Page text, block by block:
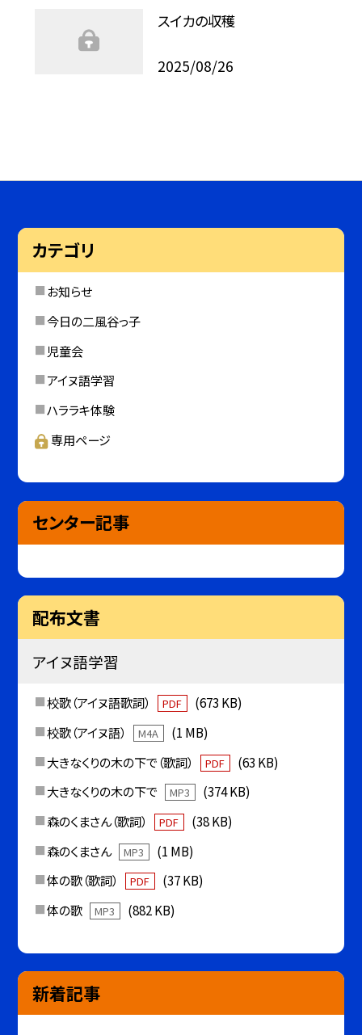
スイカの収穫
2025/08/26
カテゴリ
お知らせ
今日の二風谷っ子
児童会
アイヌ語学習
ハララキ体験
専用ページ
センター記事
配布文書
アイヌ語学習
校歌（アイヌ語歌詞） PDF
(673 KB)
校歌（アイヌ語）
M4A
(1 MB)
大きなくりの木の下で（歌詞）
PDF
(63 KB)
大きなくりの木の下で
MP3
(374 KB)
森のくまさん（歌詞）
PDF
(38 KB)
森のくまさん
MP3
(1 MB)
体の歌（歌詞）
PDF
(37 KB)
体の歌
MP3 (882 KB)
新着記事